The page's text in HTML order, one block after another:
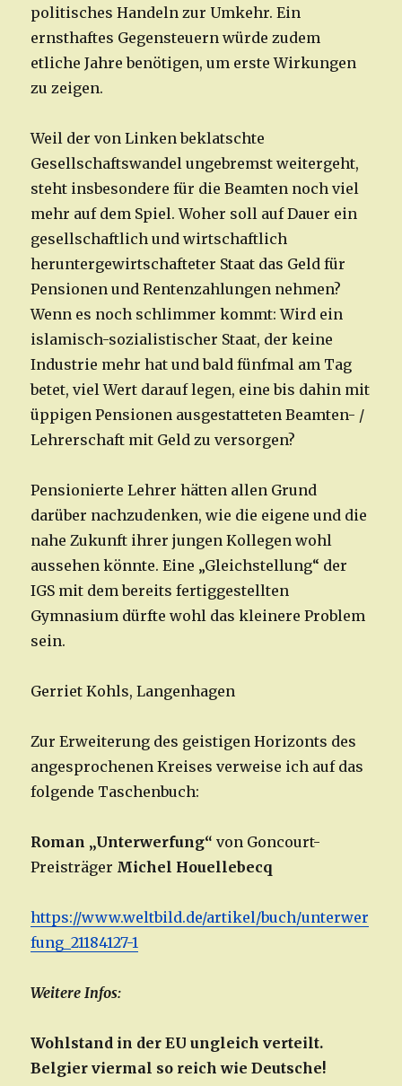
politisches Handeln zur Umkehr. Ein
ernsthaftes Gegensteuern würde zudem
etliche Jahre benötigen, um erste Wirkungen
zu zeigen.
Weil der von Linken beklatschte
Gesellschaftswandel ungebremst weitergeht,
steht insbesondere für die Beamten noch viel
mehr auf dem Spiel. Woher soll auf Dauer ein
gesellschaftlich und wirtschaftlich
heruntergewirtschafteter Staat das Geld für
Pensionen und Rentenzahlungen nehmen?
Wenn es noch schlimmer kommt: Wird ein
islamisch-sozialistischer Staat, der keine
Industrie mehr hat und bald fünfmal am Tag
betet, viel Wert darauf legen, eine bis dahin mit
üppigen Pensionen ausgestatteten Beamten- /
Lehrerschaft mit Geld zu versorgen?
Pensionierte Lehrer hätten allen Grund
darüber nachzudenken, wie die eigene und die
nahe Zukunft ihrer jungen Kollegen wohl
aussehen könnte. Eine „Gleichstellung“ der
IGS mit dem bereits fertiggestellten
Gymnasium dürfte wohl das kleinere Problem
sein.
Gerriet Kohls, Langenhagen
Zur Erweiterung des geistigen Horizonts des
angesprochenen Kreises verweise ich auf das
folgende Taschenbuch:
Roman „Unterwerfung“ von Goncourt-
Preisträger Michel Houellebecq
https://www.weltbild.de/artikel/buch/unterwer
fung_21184127-1
Weitere Infos:
Wohlstand in der EU ungleich verteilt.
Belgier viermal so reich wie Deutsche!